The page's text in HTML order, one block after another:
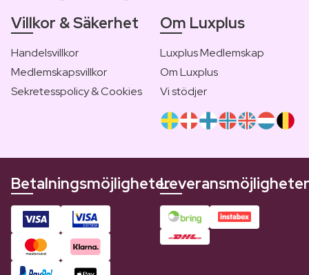
Villkor & Säkerhet
Handelsvillkor
Medlemskapsvillkor
Sekretesspolicy & Cookies
Om Luxplus
Luxplus Medlemskap
Om Luxplus
Vi stödjer
BetalningsmöjligheterLeveransmöjligheter